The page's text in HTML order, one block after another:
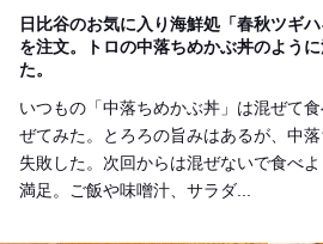
日比谷のお気に入り海鮮処「春秋ツギ
を注文。トロの中落ちめかぶ丼のよう
た。
いつもの「中落ちめかぶ丼」は混ぜて
ぜてみた。とろろの旨みはあるが、中落
失敗した。次回からは混ぜないで食べ
満足。ご飯や味噌汁、サラダ...